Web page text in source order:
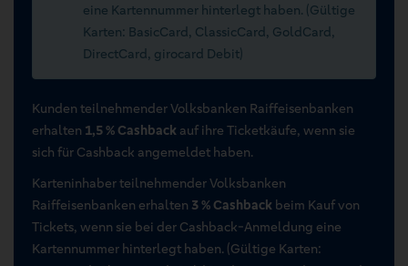
eine Kartennummer hinterlegt haben. (Gültige
Karten: BasicCard, ClassicCard, GoldCard,
DirectCard, girocard Debit)
Kunden teilnehmender Volksbanken Raiffeisenbanken
erhalten 1,5 % Cashback auf ihre Ticketkäufe, wenn sie
sich für Cashback angemeldet haben.
Karteninhaber teilnehmender Volksbanken
Raiffeisenbanken erhalten 3 % Cashback beim Kauf von
Tickets, wenn sie bei der Cashback-Anmeldung eine
Kartennummer hinterlegt haben. (Gültige Karten: